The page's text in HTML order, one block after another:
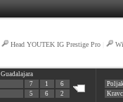
Head YOUTEK IG Prestige Pro
Guadalajara
7 1
6
5 6 2